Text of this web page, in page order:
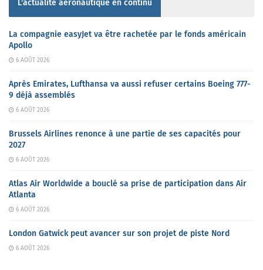
L'actualité aéronautique en continu
La compagnie easyJet va être rachetée par le fonds américain
Apollo
6 AOÛT 2026
Après Emirates, Lufthansa va aussi refuser certains Boeing 777-
9 déjà assemblés
6 AOÛT 2026
Brussels Airlines renonce à une partie de ses capacités pour
2027
6 AOÛT 2026
Atlas Air Worldwide a bouclé sa prise de participation dans Air
Atlanta
6 AOÛT 2026
London Gatwick peut avancer sur son projet de piste Nord
6 AOÛT 2026